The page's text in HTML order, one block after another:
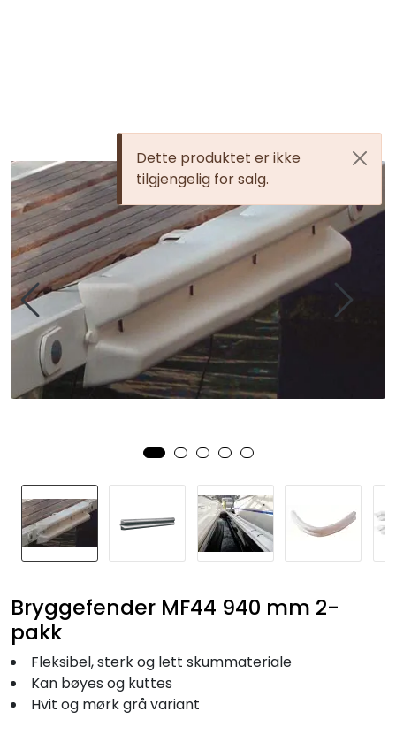
Dette produktet er ikke
tilgjengelig for salg.
Bryggefender MF44 940 mm 2-
pakk
Fleksibel, sterk og lett skummateriale
Kan bøyes og kuttes
Hvit og mørk grå variant
Bygg/Innredning
Komfort
VVS
Motor/Styring
Fortøyning
Fritid/Sikkerhet
Båtpleie/Opplag
Seil
Nyheter